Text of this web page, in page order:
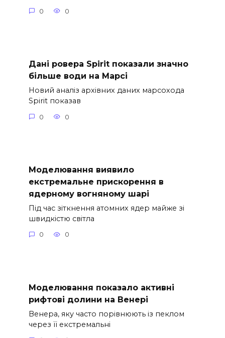
0 0
Дані ровера Spirit показали значно
більше води на Марсі
Новий аналіз архівних даних марсохода
Spirit показав
0 0
Моделювання виявило
екстремальне прискорення в
ядерному вогняному шарі
Під час зіткнення атомних ядер майже зі
швидкістю світла
0 0
Моделювання показало активні
рифтові долини на Венері
Венера, яку часто порівнюють із пеклом
через її екстремальні